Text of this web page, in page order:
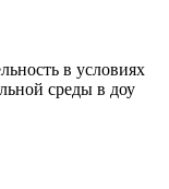
в условиях
среды в доу